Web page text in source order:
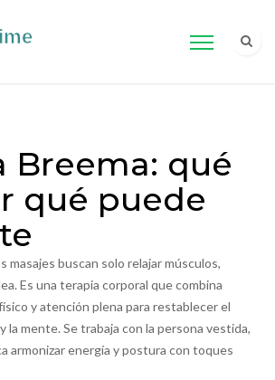
Breema: qué
qué puede
masajes buscan solo relajar músculos,
Es una terapia corporal que combina
y atención plena para restablecer el
la mente. Se trabaja con la persona vestida,
armonizar energía y postura con toques